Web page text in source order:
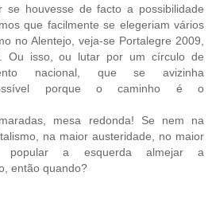
se houvesse de facto a possibilidade
que facilmente se elegeriam vários
no Alentejo, veja-se Portalegre 2009,
Ou isso, ou lutar por um círculo de
nacional, que se avizinha
porque o caminho é o
mesa redonda! Se nem na
na maior austeridade, no maior
popular a esquerda almejar a
então quando?